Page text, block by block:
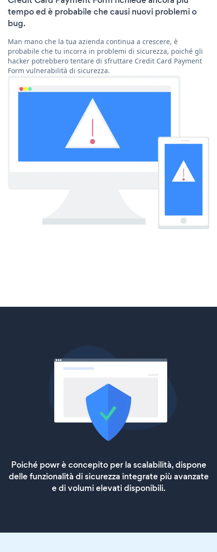
tempo ed è probabile che causi nuovi problemi o
bug.
Man mano che la tua azienda continua a crescere, è
probabile che tu incorra in problemi di sicurezza, poiché gli
hacker potrebbero tentare di sfruttare Credit Card Payment
Form vulnerabilità di sicurezza.
Poiché powr è concepito per la scalabilità, dispone
delle funzionalità di sicurezza integrate più avanzate
e di volumi elevati disponibili.